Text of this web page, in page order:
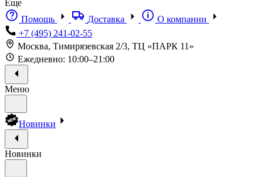
Еще
Помощь
Доставка
О компании
+7 (495) 241-02-55
Москва, Тимирязевская 2/3, ТЦ «ПАРК 11»
Ежедневно: 10:00–21:00
Меню
Новинки
Новинки